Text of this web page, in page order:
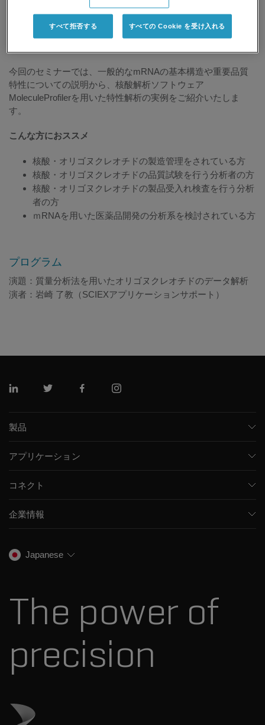
RNAが活用させる機会が拡大しています。一方で、ｍRNAの
製造と品質管理は未だに技術的な課題が残っており、LC-
今回のセミナーでは、一般的なmRNAの基本構造や重要品質
特性についての説明から、核酸解析ソフトウェア
MoleculeProfilerを用いた特性解析の実例をご紹介いたしま
す。
こんな方におススメ
核酸・オリゴヌクレオチドの製造管理をされている方
核酸・オリゴヌクレオチドの品質試験を行う分析者の方
核酸・オリゴヌクレオチドの製品受入れ検査を行う分析
者の方
ｍRNAを用いた医薬品開発の分析系を検討されている方
プログラム
演題：質量分析法を用いたオリゴヌクレオチドのデータ解析
演者：岩崎 了教（SCIEXアプリケーションサポート）
リンクトインツイッターフェイスブックインスタグラム
製品
キャピラリー電気泳動機器
統合ソリューション
スペクトルライブラリ
アプリケーション
環境分析
法医学ソリューション
コネクト
トレーニング
キャリア
企業情報
プレスリリース
Japanese
The power of
precision
ダナハーのサイトにアクセス
すべて拒否する すべての Cookie を受け入れる